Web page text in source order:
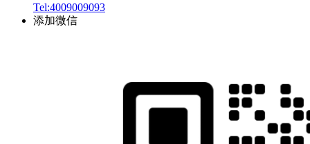
Tel:4009009093
添加微信